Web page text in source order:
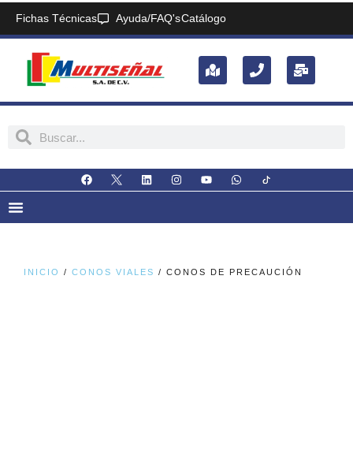
Fichas Técnicas Ayuda/FAQ'sCatálogo
INICIO / CONOS VIALES / CONOS DE PRECAUCIÓN